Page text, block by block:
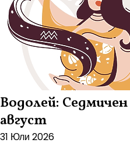
Водолей:
август
31 Юли 2026